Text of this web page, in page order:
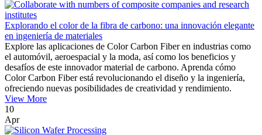
Explorando el color de la fibra de carbono: una innovación elegante
en ingeniería de materiales
Explore las aplicaciones de Color Carbon Fiber en industrias como
el automóvil, aeroespacial y la moda, así como los beneficios y
desafíos de este innovador material de carbono. Aprenda cómo
Color Carbon Fiber está revolucionando el diseño y la ingeniería,
ofreciendo nuevas posibilidades de creatividad y rendimiento.
View More
10
Apr